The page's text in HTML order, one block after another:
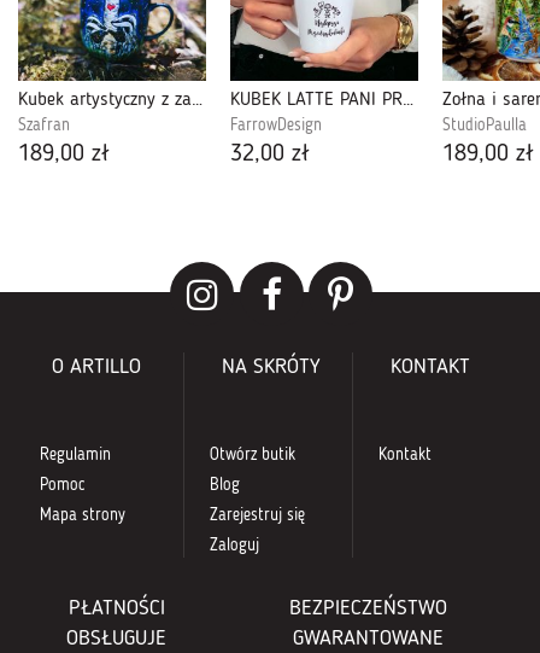
Kubek artystyczny z zaparzaczem - Zakochane borsuki
Szafran
189,00 zł
KUBEK LATTE PANI PRZEDSZKOLANKA
FarrowDesign
32,00 zł
StudioPaulla
189,00 zł
O ARTILLO
Regulamin
Pomoc
Mapa strony
NA SKRÓTY
Otwórz butik
Blog
Zarejestruj się
Zaloguj
KONTAKT
Kontakt
PŁATNOŚCI
OBSŁUGUJE
BEZPIECZEŃSTWO
GWARANTOWANE